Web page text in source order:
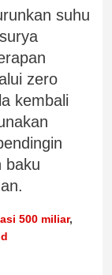
suhu
zero
kembali
baku
500 miliar,